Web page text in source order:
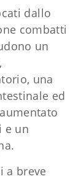
dallo
combatti
un
una
ed
e un
a breve